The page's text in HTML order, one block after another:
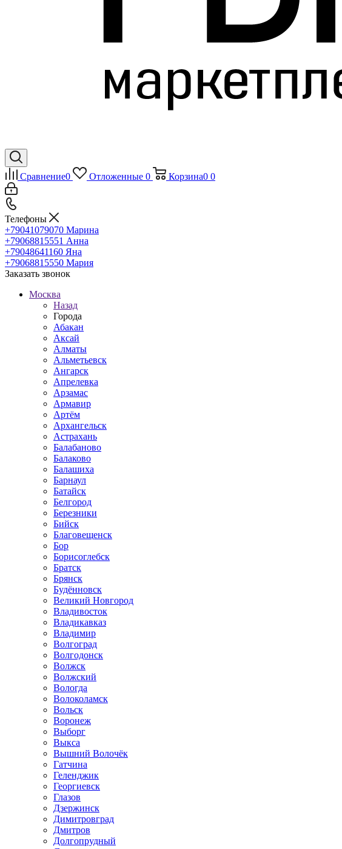
Сравнение0 Отложенные 0 Корзина0 0
Телефоны
+79041079070 Марина
+79068815551 Анна
+79048641160 Яна
+79068815550 Мария
Заказать звонок
Москва
Назад
Города
Абакан
Аксай
Алматы
Альметьевск
Ангарск
Апрелевка
Арзамас
Армавир
Артём
Архангельск
Астрахань
Балабаново
Балаково
Балашиха
Барнаул
Батайск
Белгород
Березники
Бийск
Благовещенск
Бор
Борисоглебск
Братск
Брянск
Будённовск
Великий Новгород
Владивосток
Владикавказ
Владимир
Волгоград
Волгодонск
Волжск
Волжский
Вологда
Волоколамск
Вольск
Воронеж
Выборг
Выкса
Вышний Волочёк
Гатчина
Геленджик
Георгиевск
Глазов
Дзержинск
Димитровград
Дмитров
Долгопрудный